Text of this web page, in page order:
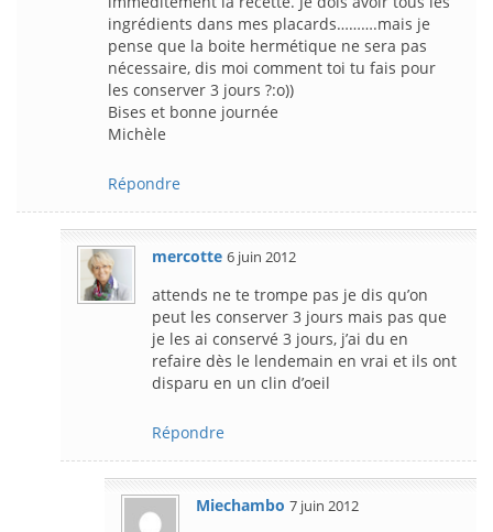
ingrédients dans mes placards……….mais je
pense que la boite hermétique ne sera pas
nécessaire, dis moi comment toi tu fais pour
les conserver 3 jours ?:o))
Bises et bonne journée
Michèle
Répondre
mercotte 6 juin 2012
attends ne te trompe pas je dis qu’on
peut les conserver 3 jours mais pas que
je les ai conservé 3 jours, j’ai du en
refaire dès le lendemain en vrai et ils ont
disparu en un clin d’oeil
Répondre
Miechambo 7 juin 2012